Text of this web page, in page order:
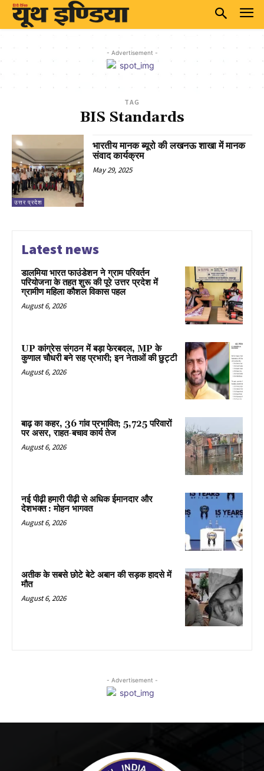
- Advertisement -
TAG
BIS Standards
उत्तर प्रदेश
भारतीय मानक ब्‍यूरो की लखनऊ शाखा में मानक
संवाद कार्यक्रम
May 29, 2025
Latest news
डालमिया भारत फाउंडेशन ने ग्राम परिवर्तन
परियोजना के तहत शुरू की पूरे उत्तर प्रदेश में
ग्रामीण महिला कौशल विकास पहल
August 6, 2026
UP कांग्रेस संगठन में बड़ा फेरबदल, MP के
कुणाल चौधरी बने सह प्रभारी; इन नेताओं की छुट्टी
August 6, 2026
बाढ़ का कहर, 36 गांव प्रभावित; 5,725 परिवारों
पर असर, राहत-बचाव कार्य तेज
August 6, 2026
नई पीढ़ी हमारी पीढ़ी से अधिक ईमानदार और
देशभक्त : मोहन भागवत
August 6, 2026
अतीक के सबसे छोटे बेटे अबान की सड़क हादसे में
मौत
August 6, 2026
- Advertisement -